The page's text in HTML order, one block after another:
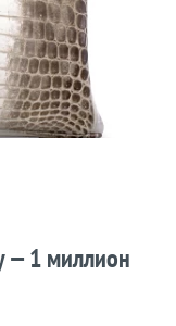
— 1 миллион